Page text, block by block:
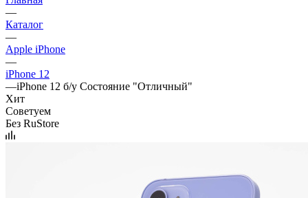
—
Каталог
—
Apple iPhone
—
iPhone 12
—iPhone 12 б/у Состояние "Отличный"
Хит
Советуем
Без RuStore